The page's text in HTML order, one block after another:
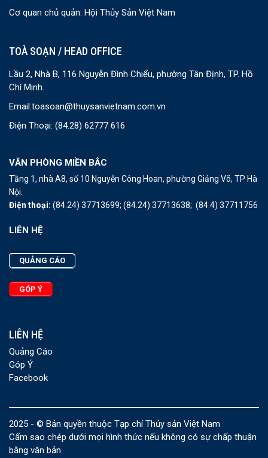
Cơ quan chủ quản: Hội Thủy Sản Việt Nam
TOÀ SOẠN / HEAD OFFICE
Lầu 2, Nhà B, 116 Nguyễn Đình Chiểu, phường Tân Định, TP. Hồ
Chí Minh.
Email:toasoan@thuysanvietnam.com.vn
Điện Thoại: (84.28) 62777 616
VĂN PHÒNG MIỀN BẮC
Tầng 1, nhà A8, số 10 Nguyễn Công Hoan, phường Giảng Võ, TP Hà
Nội.
Điện thoại: (84.24) 37713699; (84.24) 37713638; (84.4) 37711756
LIÊN HỆ
QUẢNG CÁO
GÓP Ý
LIÊN HỆ
Quảng Cáo
Góp Ý
Facebook
2025 - © Bản quyền thuộc Tạp chí Thủy sản Việt Nam
Cấm sao chép dưới mọi hình thức nếu không có sự chấp thuận
bằng văn bản